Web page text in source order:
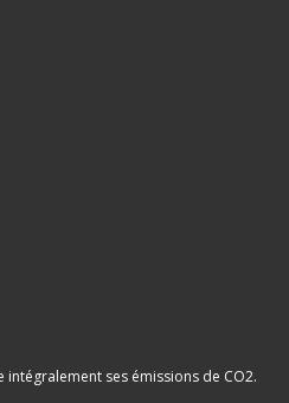
intégralement ses émissions de CO2.